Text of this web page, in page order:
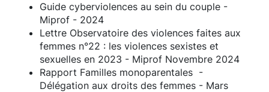
Guide cyberviolences au sein du couple -
Miprof - 2024
Lettre Observatoire des violences faites aux
femmes n°22 : les violences sexistes et
sexuelles en 2023 - Miprof Novembre 2024
Rapport Familles monoparentales -
Délégation aux droits des femmes - Mars